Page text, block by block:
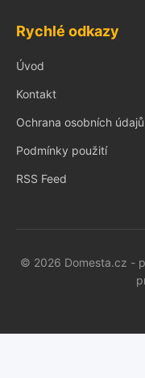
Rychlé odkazy
Úvod
Kontakt
Ochrana osobních údajů
Podmínky použití
RSS Feed
© 2026 Domesta.cz -